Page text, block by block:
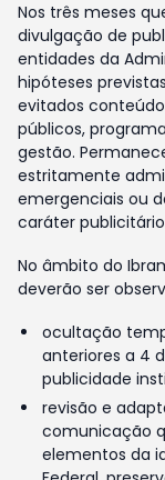
Nos três meses
divulgação de
entidades da
hipóteses
evitados
públicos,
gestão.
estritamente
emergenciais ou
caráter
No âmbito do
deverão ser
ocultação
anteriores a 4
publicidade
revisão e
comunicação
elementos da